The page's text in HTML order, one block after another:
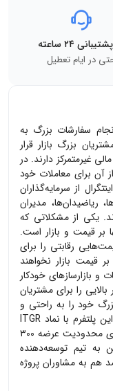
۲۴ ساعته
در ایام تعطیل
سفارشات بزرگ به
بزرگ بازار قرار
غیرمتمرکز دارند. در
آن برای معاملات خود
از سرمایه‌گذاران
ریاضیدان‌ها، مدیران
یکی از مشکلاتی که
بر قیمت و بازار است.
رقابتی را برای
قیمت بازار نخواهند
و بازارسازهای خودکار
را برای مشتریان
خود را به راحتی و
پلتفرم با نماد ITGR
در بازار ارزهای دیجیتال معامله می‌شود و دارای محدودیت عرضه ۳۰۰
این توکن به تیم توسعه‌دهنده
۴۰ درصد به فارمینگ و ۵ درصد هم به مشاوران پروژه